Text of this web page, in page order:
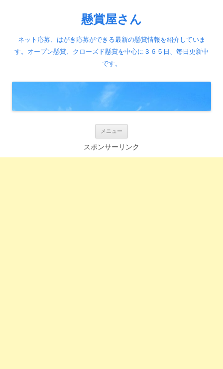
懸賞屋さん
ネット応募、はがき応募ができる最新の懸賞情報を紹介していま
す。オープン懸賞、クローズド懸賞を中心に３６５日、毎日更新中
です。
メニュー
ン
ツ
スポンサーリンク